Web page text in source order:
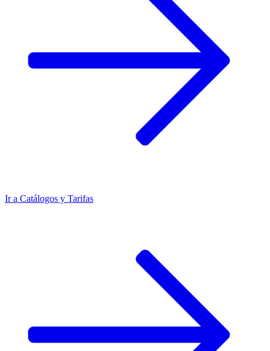
Ir a Catálogos y Tarifas